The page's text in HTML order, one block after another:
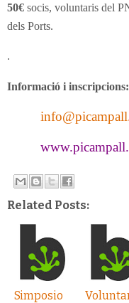
50€ socis, voluntaris del
dels Ports.
.
Informació i inscripcions:
www.
Related Posts:
Simposio